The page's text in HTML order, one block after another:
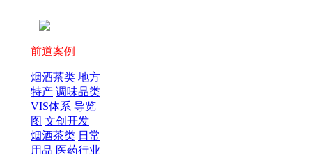
前道案例
烟酒茶类 地方
特产 调味品类
VIS体系 导览
图 文创开发
烟酒茶类 日常
用品 医药行业